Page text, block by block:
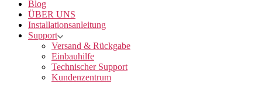
Blog
ÜBER UNS
Installationsanleitung
Support
Versand & Rückgabe
Einbauhilfe
Technischer Support
Kundenzentrum